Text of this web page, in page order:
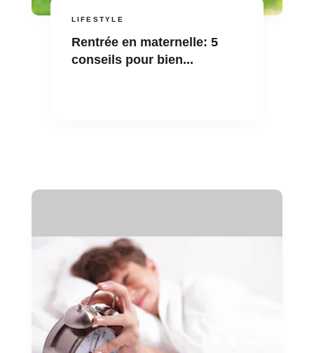
LIFESTYLE
Rentrée en maternelle: 5
conseils pour bien...